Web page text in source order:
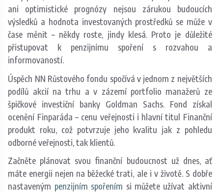
ani optimistické prognózy nejsou zárukou budoucích
výsledků a hodnota investovaných prostředků se může v
čase měnit – někdy roste, jindy klesá. Proto je důležité
přistupovat k penzijnímu spoření s rozvahou a
informovaností.
Úspěch NN Růstového fondu spočívá v jednom z největších
podílů akcií na trhu a v zázemí portfolio manažerů ze
špičkové investiční banky Goldman Sachs. Fond získal
ocenění Finparáda – cenu veřejnosti i hlavní titul Finanční
produkt roku, což potvrzuje jeho kvalitu jak z pohledu
odborné veřejnosti, tak klientů.
​Začněte plánovat svou finanční budoucnost už dnes, ať
máte energii nejen na běžecké trati, ale i v životě. ​S dobře
nastaveným penzijním spořením si můžete užívat aktivní